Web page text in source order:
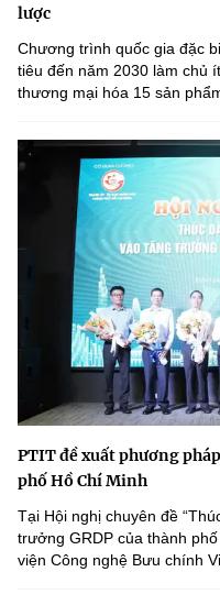
lược
Chương trình quốc gia đặc
tiêu đến năm 2030 làm chủ
thương mại hóa 15 sản
PTIT đề xuất phương
phố Hồ Chí Minh
Tại Hội nghị chuyên đề
trưởng GRDP của thành
viện Công nghệ Bưu chính